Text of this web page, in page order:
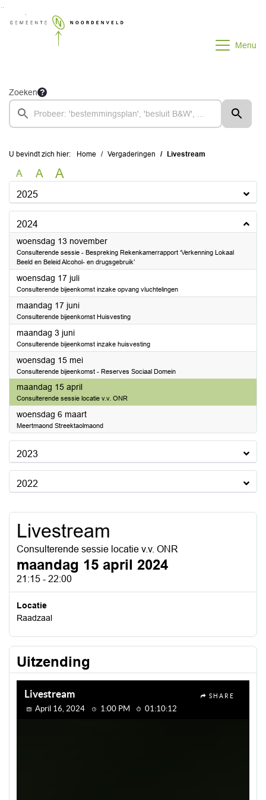
Ga naar de inhoud van deze pagina
Ga naar het zoeken
Ga naar het menu
Menu
Zoeken
U bevindt zich hier: Home Vergaderingen Livestream
A A A
2025
2024
woensdag 13 november2024
Consulterende sessie - Bespreking Rekenkamerrapport ‘Verkenning Lokaal
Beeld en Beleid Alcohol- en drugsgebruik’
woensdag 17 juli2024
Consulterende bijeenkomst inzake opvang vluchtelingen
maandag 17 juni2024
Consulterende bijeenkomst Huisvesting
maandag 3 juni2024
Consulterende bijeenkomst inzake huisvesting
woensdag 15 mei2024
Consulterende bijeenkomst - Reserves Sociaal Domein
maandag 15 april2024
Consulterende sessie locatie v.v. ONR
woensdag 6 maart2024
Meertmaond Streektaolmaond
2023
2022
Livestream
Consulterende sessie locatie v.v. ONR
maandag 15 april 2024
21:15 - 22:00
Locatie
Raadzaal
Uitzending